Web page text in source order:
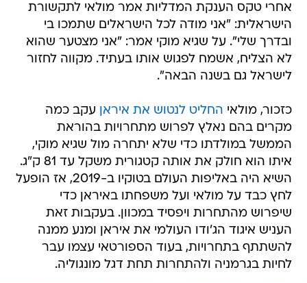
אחרי טקס הענקת המדליות אמר מולאי לתקשורת
הישראלית: "אני מודה לכל הישראלים שתמכו בי
ובדרך שלי". על שגיא מוקי אמר: "אני מצטער שהוא
לא הצליח, אשמח לפגוש אותו בעתיד. מקווה לחזור
לישראל גם בשנה הבאה".
כזכור, מולאי החליט לנטוש את איראן עקב כמה
מקרים בהם נאלץ לפרוש מתחרויות בהוראת
הממשל במולדתו כדי שלא יתחרה מול שגיא מוקי,
איתו הוא חולק את אותה קטגורית משקל עד 81 ק"ג.
השיא היה באליפות העולם בטוקיו ב-2019, אז הופעל
לחץ כבד על מולאי ועל משפחתו באיראן כדי
שיפרוש מהתחרות ויפסיד במכוון. בעקבות זאת
העניש איגוד הג'ודו העולמי את איראן ומנע ממנה
להשתתף בתחרויות, בעוד הספורטאי עצמו עבר
לחיות בגרמניה ולהתחרות תחת דגל מונגוליה.